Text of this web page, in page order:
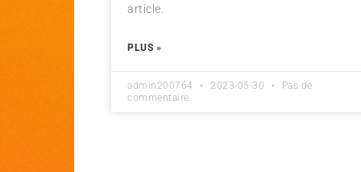
article.
PLUS »
admin200764 2023-05-30
Pas de
commentaire